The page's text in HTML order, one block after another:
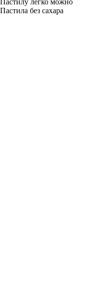
легко можно
без сахара